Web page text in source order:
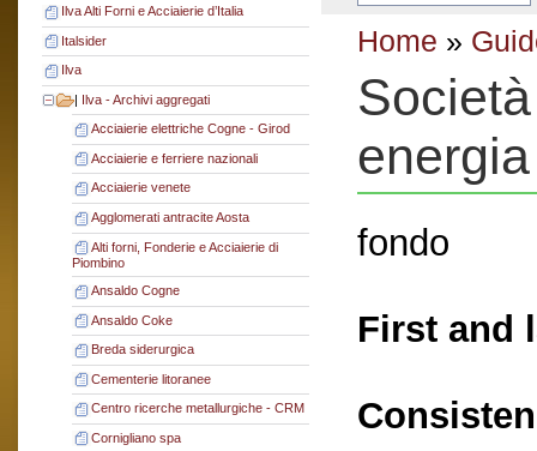
Ilva Alti Forni e Acciaierie d’Italia
Italsider
Ilva
| Ilva - Archivi aggregati
Acciaierie elettriche Cogne - Girod
Acciaierie e ferriere nazionali
Acciaierie venete
Agglomerati antracite Aosta
Alti forni, Fonderie e Acciaierie di
Piombino
Ansaldo Cogne
Ansaldo Coke
Breda siderurgica
Cementerie litoranee
Centro ricerche metallurgiche - CRM
Cornigliano spa
Home »
fondo
First and